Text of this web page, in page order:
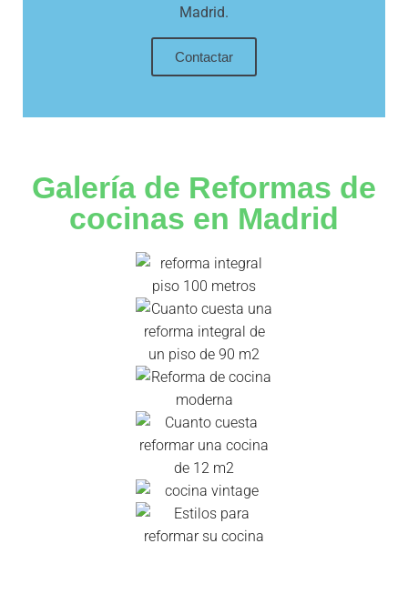
Madrid.
Contactar
Galería de Reformas de
cocinas en Madrid